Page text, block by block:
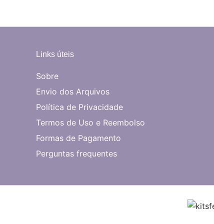
Links úteis
Sobre
Envio dos Arquivos
Política de Privacidade
Termos de Uso e Reembolso
Formas de Pagamento
Perguntas frequentes